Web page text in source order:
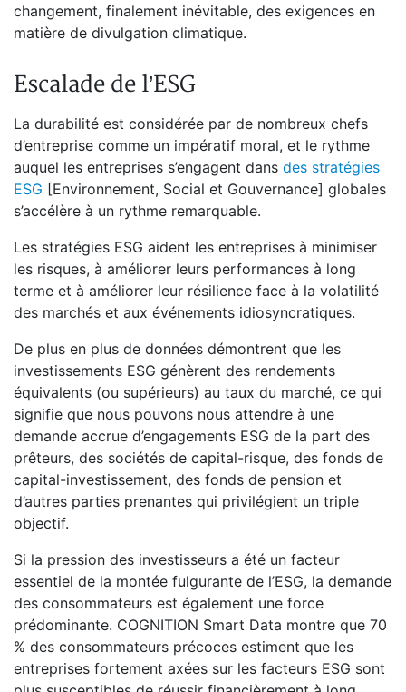
changement, finalement inévitable, des exigences en
matière de divulgation climatique.
Escalade de l’ESG
La durabilité est considérée par de nombreux chefs
d’entreprise comme un impératif moral, et le rythme
auquel les entreprises s’engagent dans des stratégies
ESG [Environnement, Social et Gouvernance] globales
s’accélère à un rythme remarquable.
Les stratégies ESG aident les entreprises à minimiser
les risques, à améliorer leurs performances à long
terme et à améliorer leur résilience face à la volatilité
des marchés et aux événements idiosyncratiques.
De plus en plus de données démontrent que les
investissements ESG génèrent des rendements
équivalents (ou supérieurs) au taux du marché, ce qui
signifie que nous pouvons nous attendre à une
demande accrue d’engagements ESG de la part des
prêteurs, des sociétés de capital-risque, des fonds de
capital-investissement, des fonds de pension et
d’autres parties prenantes qui privilégient un triple
objectif.
Si la pression des investisseurs a été un facteur
essentiel de la montée fulgurante de l’ESG, la demande
des consommateurs est également une force
prédominante. COGNITION Smart Data montre que 70
% des consommateurs précoces estiment que les
entreprises fortement axées sur les facteurs ESG sont